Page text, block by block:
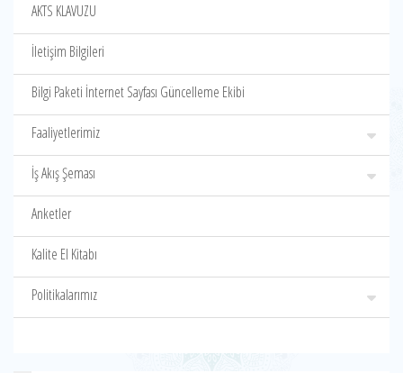
AKTS KLAVUZU
İletişim Bilgileri
Bilgi Paketi İnternet Sayfası Güncelleme Ekibi
Faaliyetlerimiz
İş Akış Şeması
Anketler
Kalite El Kitabı
Politikalarımız